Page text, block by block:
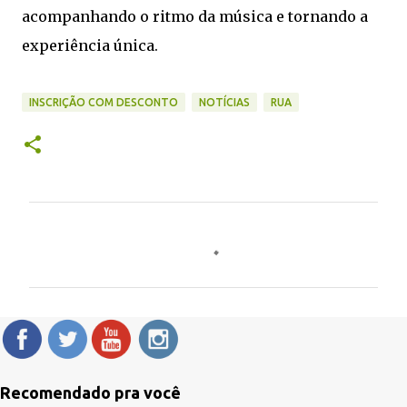
acompanhando o ritmo da música e tornando a
experiência única.
INSCRIÇÃO COM DESCONTO NOTÍCIAS RUA
n
t
Recomendado pra você